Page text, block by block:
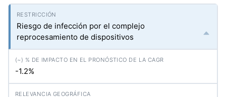
Riesgo de infección por el complejo
reprocesamiento de dispositivos
-1.2%